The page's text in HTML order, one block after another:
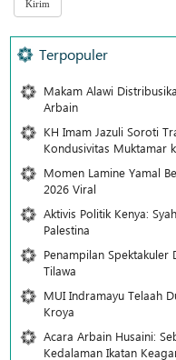
Terpopuler
Makam Alawi
Arbain
KH Imam Jazuli Soroti
Kondusivitas Muktamar
Momen Lamine Yamal
2026 Viral
Aktivis Politik Kenya:
Palestina
Penampilan
Tilawa
MUI Indramayu Telaah
Kroya
Acara Arbain Husaini:
Kedalaman Ikatan